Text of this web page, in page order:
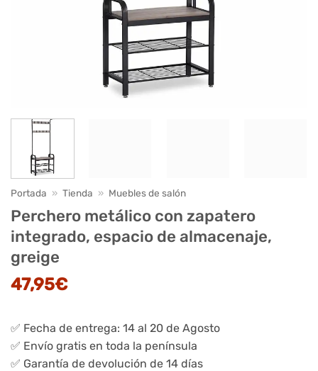
Portada » Tienda » Muebles de salón
Perchero metálico con zapatero
integrado, espacio de almacenaje,
greige
47,95€
✅ Fecha de entrega: 14 al 20 de Agosto
✅ Envío gratis en toda la península
✅ Garantía de devolución de 14 días